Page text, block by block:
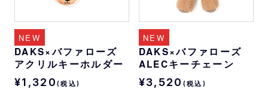
NEW
DAKS×バファローズ
アクリルキーホルダー
¥1,320 (税込)
NEW
DAKS×バファローズ
ALECキーチェーン
¥3,520 (税込)